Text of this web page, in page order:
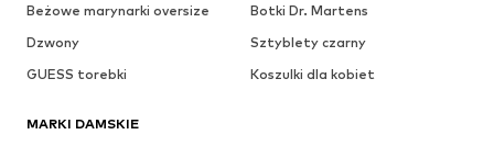
Beżowe marynarki oversize
Botki Dr. Martens
Dzwony
Sztyblety czarny
GUESS torebki
Koszulki dla kobiet
MARKI DAMSKIE